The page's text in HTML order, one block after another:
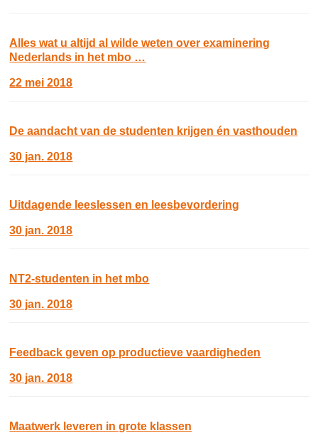
Alles wat u altijd al wilde weten over examinering
Nederlands in het mbo …
22 mei 2018
De aandacht van de studenten krijgen én vasthouden
30 jan. 2018
Uitdagende leeslessen en leesbevordering
30 jan. 2018
NT2-studenten in het mbo
30 jan. 2018
Feedback geven op productieve vaardigheden
30 jan. 2018
Maatwerk leveren in grote klassen